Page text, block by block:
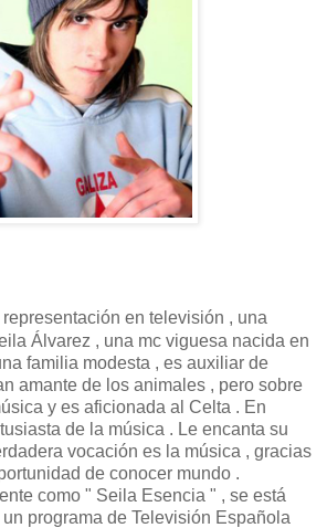
representación en televisión , una
Álvarez , una mc viguesa nacida en
familia modesta , es auxiliar de
amante de los animales , pero sobre
y es aficionada al Celta . En
de la música . Le encanta su
vocación es la música , gracias
de conocer mundo .
como " Seila Esencia " , se está
programa de Televisión Española